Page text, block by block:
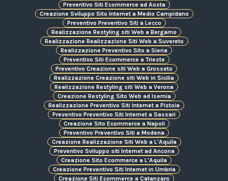
Preventivo Siti Ecommerce ad Aosta
Creazione Sviluppo Sito Internet a Medio Campidano
Preventivo Preventivo Siti a Lecco
Realizzazione Restyling siti Web a Bergamo
Realizzazione Realizzazione Siti Web a Suvereto
Realizzazione Preventivo Sito a Siena
Preventivo Siti Ecommerce a Trieste
Preventivo Creazione siti Web a Grosseto
Realizzazione Creazione siti Web in Sicilia
Realizzazione Restyling siti Web a Verona
Creazione Restyling Sito Web ad Isernia
Realizzazione Preventivo Siti Internet a Pistoia
Preventivo Preventivo Siti Internet a Sassari
Creazione Sito Ecommerce a Napoli
Preventivo Preventivo Siti a Modena
Creazione Realizzazione Siti Web a L'Aquila
Preventivo Sviluppo siti Internet ad Ancona
Creazione Sito Ecommerce a L'Aquila
Creazione Preventivo Siti Internet in Umbria
Creazione Siti Ecommerce a Catanzaro